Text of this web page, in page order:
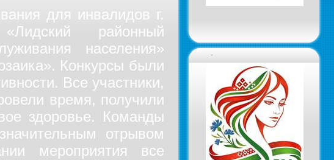
для инвалидов г.
районный
населения»
Конкурсы были
Все участники,
время, получили
здоровье. Команды
отрывом
мероприятия все
-